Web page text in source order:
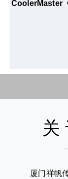
CoolerMaster
厦门祥帆